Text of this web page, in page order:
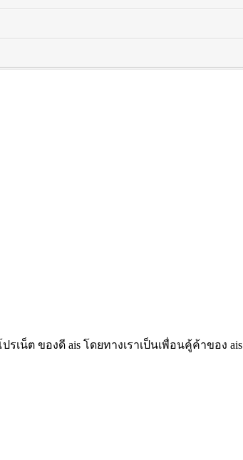
เน็ต ของดี ais โดยทางเราเป็นเพื่อนคู้ค้าของ ais